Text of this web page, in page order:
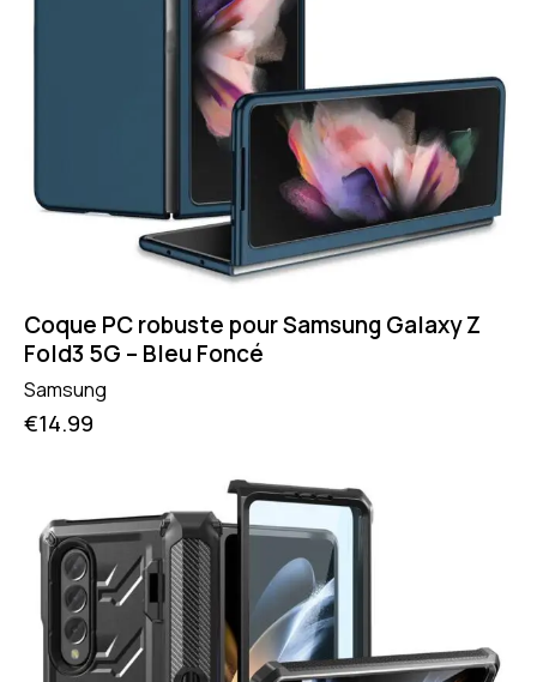
Coque PC robuste pour Samsung Galaxy Z
Fold3 5G – Bleu Foncé
Samsung
€14.99